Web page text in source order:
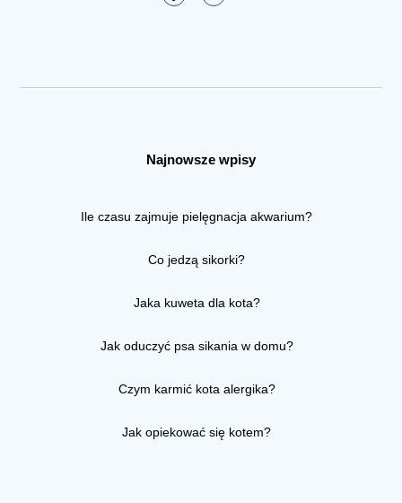
Najnowsze wpisy
Ile czasu zajmuje pielęgnacja akwarium?
Co jedzą sikorki?
Jaka kuweta dla kota?
Jak oduczyć psa sikania w domu?
Czym karmić kota alergika?
Jak opiekować się kotem?